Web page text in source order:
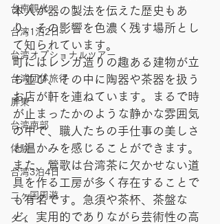
台南観光
台湾1泊2日
台湾オプショナルツアー
台湾団体旅行
屏東
台湾南部
体験
台湾3泊4日
二ヶ国周遊
タイ
本人が器の製法を伝えた歴史もあ
り、その影響を色濃く残す場所とし
て知られています。
町にはレンガ造りの趣ある建物が立
ち並び、その中に陶器や茶器を扱う
お店が軒を連ねています。まるで時
が止まったかのような静かな雰囲気
の中で、職人たちの手仕事の美しさ
と温かみを感じることができます。
また、鶯歌は台湾茶に欠かせない道
具を作る工房が多く存在することで
も有名です。急須や茶杯、茶盤な
ど、実用的でありながら芸術性の高